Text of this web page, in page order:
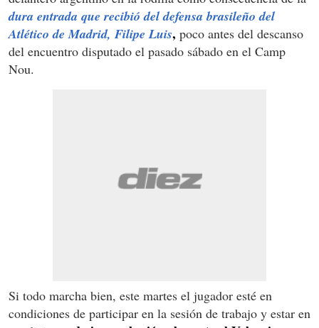
dura entrada que recibió del defensa brasileño del
Atlético de Madrid, Filipe Luis, poco antes del descanso
del encuentro disputado el pasado sábado en el Camp
Nou.
Si todo marcha bien, este martes el jugador esté en
condiciones de participar en la sesión de trabajo y estar en